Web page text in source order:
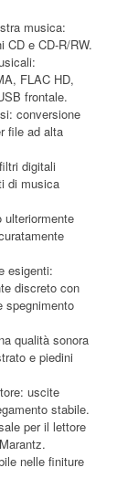
musica:
CD e CD-R/RW.
FLAC HD,
frontale.
conversione
file ad alta
digitali
di musica
ulteriormente
esigenti:
discreto con
spegnimento
qualità sonora
e piedini
uscite
stabile.
per il lettore
nelle finiture